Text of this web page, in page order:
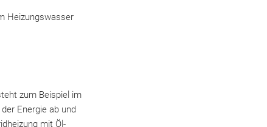
Heizungswasser
zum Beispiel im
Energie ab und
mit Öl-